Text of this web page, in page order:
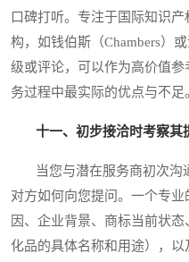
口碑打听。专注于国际知识
构，如钱伯斯（Chambers）
级或评论，可以作为高价值
务过程中最实际的优点与不足
十一、初步接洽时考察其
当您与潜在服务商初次沟
对方如何向您提问。一个专
因、企业背景、商标当前状
化品的具体名称和用途），